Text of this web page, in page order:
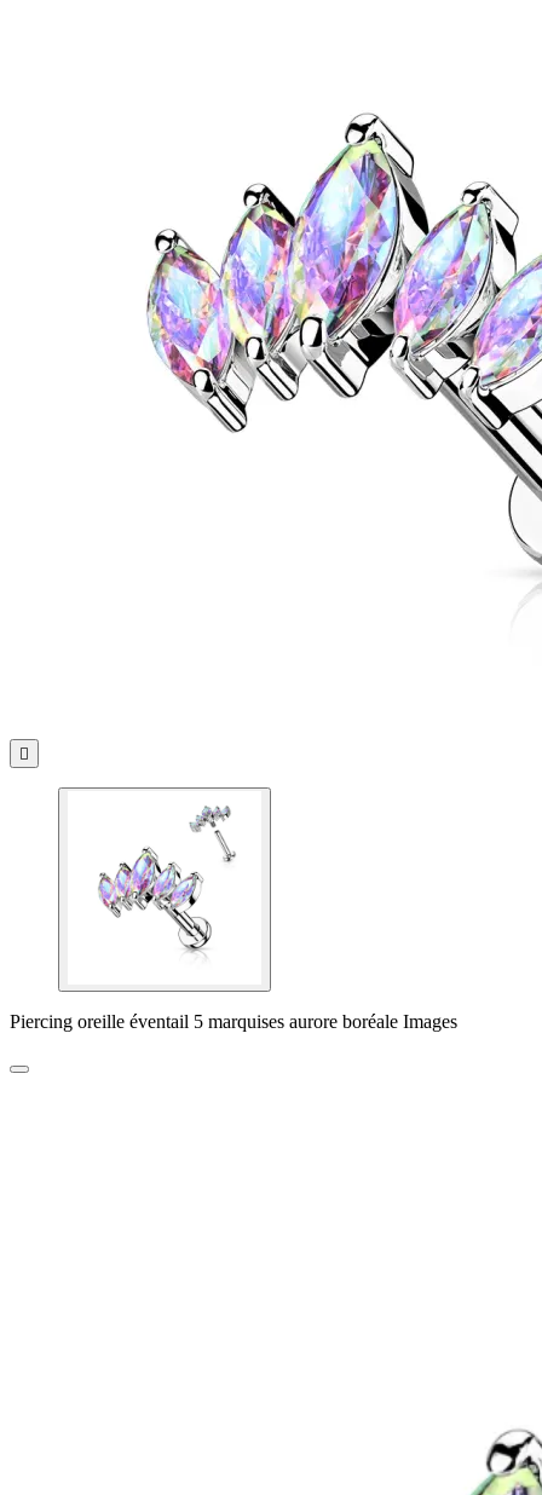

Piercing oreille éventail 5 marquises aurore boréale Images